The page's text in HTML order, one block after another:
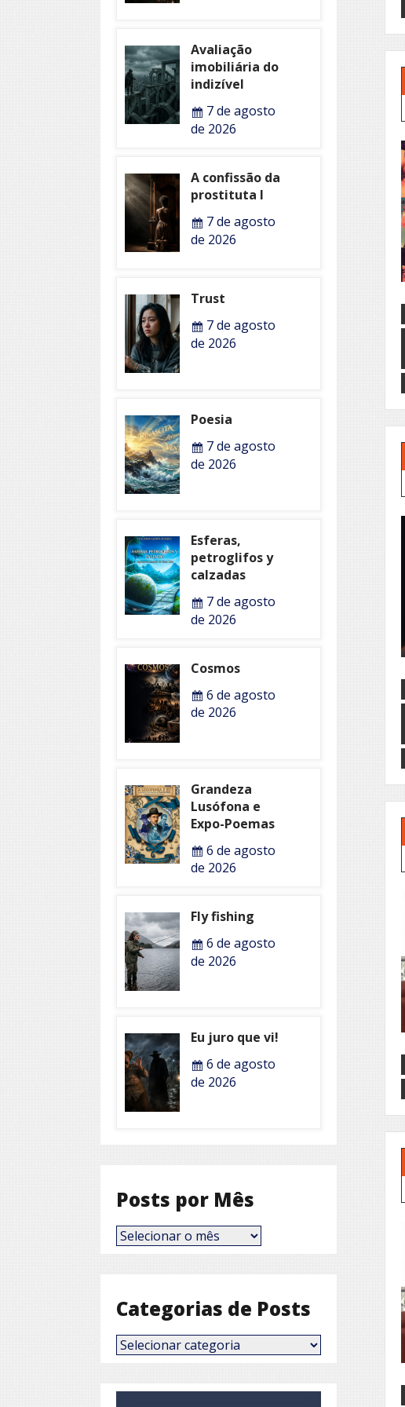
Avaliação
imobiliária do
indizível
7 de agosto
de 2026
A confissão da
prostituta I
7 de agosto
de 2026
Trust
7 de agosto
de 2026
Poesia
7 de agosto
de 2026
Esferas,
petroglifos y
calzadas
7 de agosto
de 2026
Cosmos
6 de agosto
de 2026
Grandeza
Lusófona e
Expo-Poemas
6 de agosto
de 2026
Fly fishing
6 de agosto
de 2026
Eu juro que vi!
6 de agosto
de 2026
Posts por Mês
Posts
por
Categorias de Posts
Categorias
de